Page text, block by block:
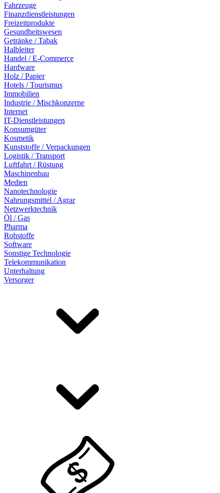
Fahrzeuge
Finanzdienstleistungen
Freizeitprodukte
Gesundheitswesen
Getränke / Tabak
Halbleiter
Handel / E-Commerce
Hardware
Holz / Papier
Hotels / Tourismus
Immobilien
Industrie / Mischkonzerne
Internet
IT-Dienstleistungen
Konsumgüter
Kosmetik
Kunststoffe / Verpackungen
Logistik / Transport
Luftfahrt / Rüstung
Maschinenbau
Medien
Nanotechnologie
Nahrungsmittel / Agrar
Netzwerktechnik
Öl / Gas
Pharma
Rohstoffe
Software
Sonstige Technologie
Telekommunikation
Unterhaltung
Versorger